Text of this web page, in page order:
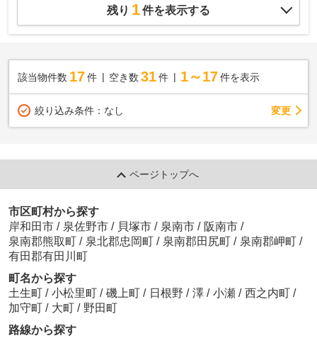
残り 1件を表示する
該当物件数 17件 空き数 31 件 1～17 件を表示
絞り込み条件： なし 変更
ページトップへ
市区町村から探す
岸和田市 / 泉佐野市 / 貝塚市 / 泉南市 / 阪南市 /
泉南郡熊取町 / 泉北郡忠岡町 / 泉南郡田尻町 / 泉南郡岬町 /
有田郡有田川町
町名から探す
土生町 / 小松里町 / 磯上町 / 日根野 / 澤 / 小瀬 / 西之内町 /
加守町 / 大町 / 野田町
路線から探す